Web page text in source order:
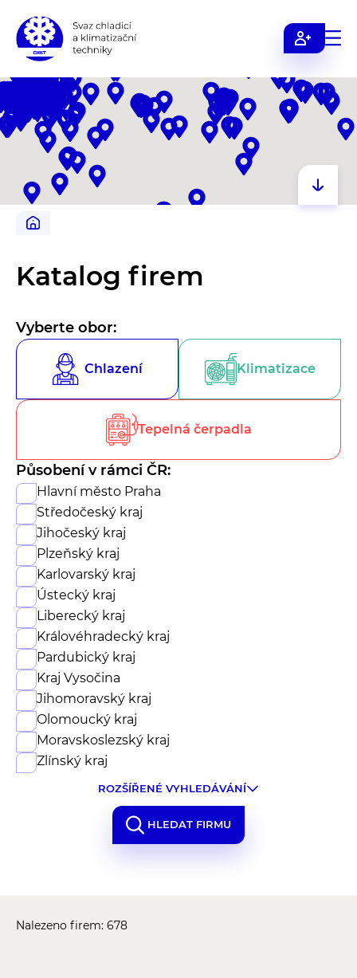
Svaz
chladicí
klimatizační
techniky
Katalog firem
Vyberte obor:
Chlazení Klimatizace
Tepelná čerpadla
Působení v rámci ČR:
Hlavní město Praha
Středočeský kraj
Jihočeský kraj
Plzeňský kraj
Karlovarský kraj
Ústecký kraj
Liberecký kraj
Královéhradecký kraj
Pardubický kraj
Kraj Vysočina
Jihomoravský kraj
Olomoucký kraj
Moravskoslezský kraj
Zlínský kraj
ROZŠÍŘENÉ VYHLEDÁVÁNÍ
HLEDAT FIRMU
Nalezeno firem: 678